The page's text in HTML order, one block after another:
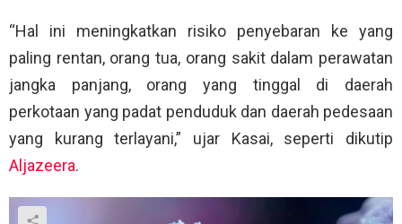
“Hal ini meningkatkan risiko penyebaran ke yang
paling rentan, orang tua, orang sakit dalam perawatan
jangka panjang, orang yang tinggal di daerah
perkotaan yang padat penduduk dan daerah pedesaan
yang kurang terlayani,” ujar Kasai, seperti dikutip
Aljazeera.